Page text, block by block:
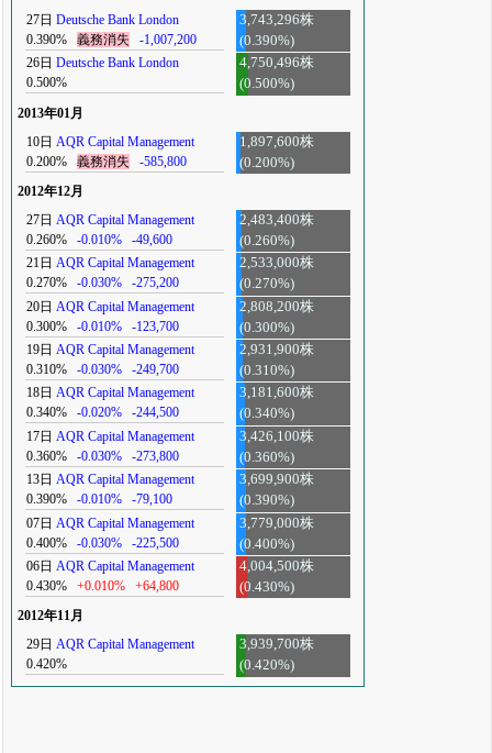
27日 Deutsche Bank London
0.390%
義務消失 -1,007,200
3,743,296株
(0.390%)
26日 Deutsche Bank London
0.500%
4,750,496株
(0.500%)
2013年01月
10日 AQR Capital Management
0.200%
義務消失 -585,800
1,897,600株
(0.200%)
2012年12月
27日 AQR Capital Management
0.260%
-0.010% -49,600
2,483,400株
(0.260%)
21日 AQR Capital Management
0.270%
-0.030% -275,200
2,533,000株
(0.270%)
20日 AQR Capital Management
0.300%
-0.010% -123,700
2,808,200株
(0.300%)
19日 AQR Capital Management
0.310%
-0.030% -249,700
2,931,900株
(0.310%)
18日 AQR Capital Management
0.340%
-0.020% -244,500
3,181,600株
(0.340%)
17日 AQR Capital Management
0.360%
-0.030% -273,800
3,426,100株
(0.360%)
13日 AQR Capital Management
0.390%
-0.010% -79,100
3,699,900株
(0.390%)
07日 AQR Capital Management
0.400%
-0.030% -225,500
3,779,000株
(0.400%)
06日 AQR Capital Management
0.430%
+0.010% +64,800
4,004,500株
(0.430%)
2012年11月
29日 AQR Capital Management
0.420%
3,939,700株
(0.420%)